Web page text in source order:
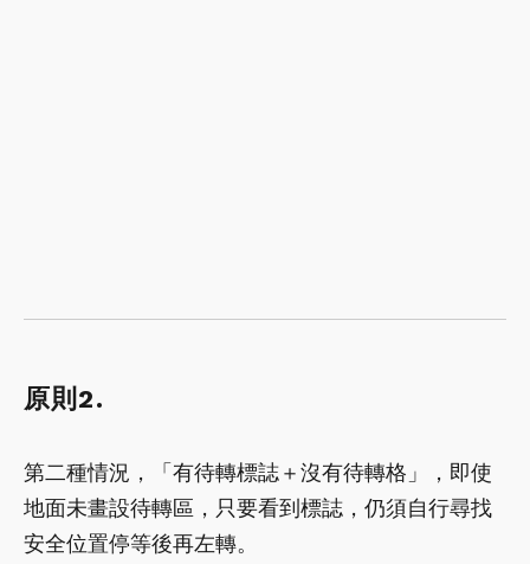
原則2.
第二種情況，「有待轉標誌＋沒有待轉格」，即使
地面未畫設待轉區，只要看到標誌，仍須自行尋找
安全位置停等後再左轉。